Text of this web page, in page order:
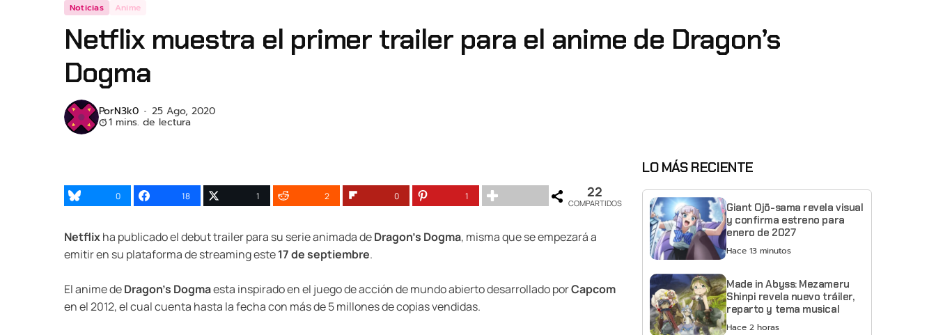
Noticias Anime
Netflix muestra el primer trailer para el anime de Dragon’s
Dogma
PorN3k0 25 Ago, 2020
1 mins. de lectura
0 18 1 2 0 1 22
COMPARTIDOS
Netflixha publicado el debut trailer para su serie animada deDragon’s Dogma, misma que se empezará a
emitir en su plataforma de streaming este17 de septiembre.
El anime deDragon’s Dogmaesta inspirado en el juego de acción de mundo abierto desarrollado porCapcom
en el 2012, el cual cuenta hasta la fecha con más de 5 millones de copias vendidas.
LO MÁS RECIENTE
Giant Ojō-sama revela visual
y confirma estreno para
enero de 2027
Hace 13 minutos
Made in Abyss: Mezameru
Shinpi revela nuevo tráiler,
reparto y tema musical
Hace 2 horas